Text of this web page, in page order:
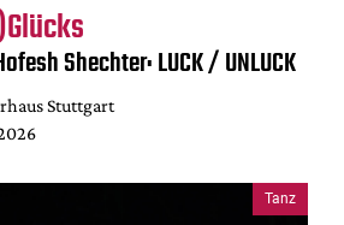
Shechter: LUCK / UNLUCK
Stuttgart
Tanz